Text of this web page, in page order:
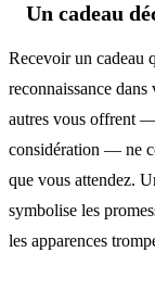
Un cadeau
Recevoir un cadeau
reconnaissance
autres vous offrent —
considération — ne
que vous attendez.
symbolise les
les apparences